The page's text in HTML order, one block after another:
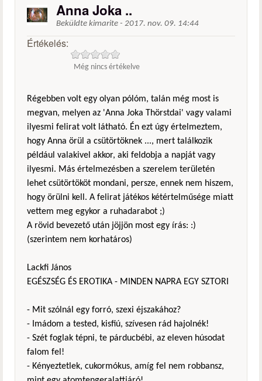
Anna Joka ..
Beküldte kimarite - 2017. nov. 09. 14:44
Értékelés:
Még nincs értékelve
Régebben volt egy olyan pólóm, talán még most is
megvan, melyen az 'Anna Joka Thörstdai' vagy valami
ilyesmi felirat volt látható. Én ezt úgy értelmeztem,
hogy Anna örül a csütörtöknek ..., mert találkozik
például valakivel akkor, aki feldobja a napját vagy
ilyesmi. Más értelmezésben a szerelem területén
lehet csütörtököt mondani, persze, ennek nem hiszem,
hogy örülni kell. A felirat játékos kétértelműsége miatt
vettem meg egykor a ruhadarabot ;)
A rövid bevezető után jöjjön most egy írás: :)
(szerintem nem korhatáros)
Lackfi János
EGÉSZSÉG ÉS EROTIKA - MINDEN NAPRA EGY SZTORI
- Mit szólnál egy forró, szexi éjszakához?
- Imádom a tested, kisfiú, szívesen rád hajolnék!
- Szét foglak tépni, te párducbébi, az eleven húsodat
falom fel!
- Kényeztetlek, cukormókus, amíg fel nem robbansz,